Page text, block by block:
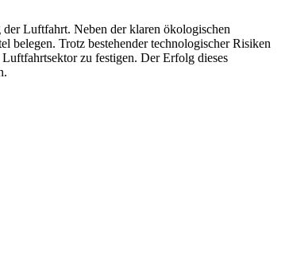
Luftfahrt. Neben der klaren ökologischen
belegen. Trotz bestehender technologischer Risiken
zu festigen. Der Erfolg dieses